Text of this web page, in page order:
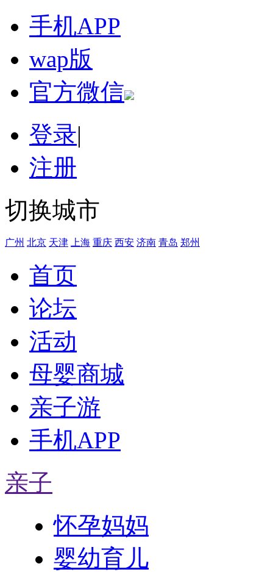
手机APP
wap版
官方微信
登录|
注册
切换城市
广州 北京 天津 上海 重庆 西安 济南 青岛 郑州
首页
论坛
活动
母婴商城
亲子游
手机APP
亲子
怀孕妈妈
婴幼育儿